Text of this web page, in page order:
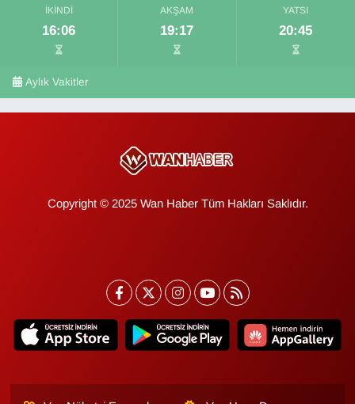
İKINDI
16:06
AKŞAM
19:17
YATSI
20:45
Aylık Vakitler
Copyright © 2025 Wan Haber Tüm Hakları Saklıdır.